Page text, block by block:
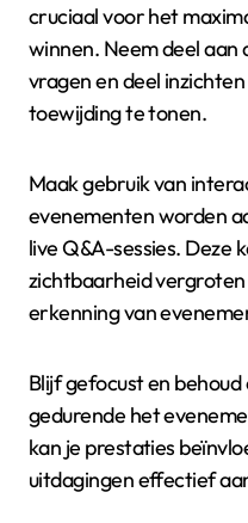
cruciaal voor het
winnen. Neem deel aan
vragen en deel
toewijding te tonen.
Maak gebruik van
evenementen worden
live Q&A-sessies. Deze
zichtbaarheid
erkenning van
Blijf gefocust en
gedurende het
kan je prestaties
uitdagingen effectief